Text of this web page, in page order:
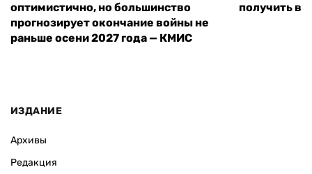
оптимистично, но большинство
прогнозирует окончание войны не
раньше осени 2027 года — КМИС
получить
ИЗДАНИЕ
Архивы
Редакция